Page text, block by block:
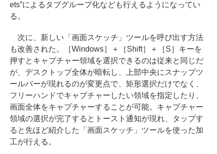
ets”によるタブグループ化なども行えるようになってい
る。
次に、新しい「画面スケッチ」ツールを呼び出す方法
も改善された。［Windows］＋［Shift］＋［S］キーを
押すとキャプチャー領域を選択できるのは従来と同じだ
が、デスクトップ全体が暗転し、上部中央にスナップツ
ールバーが現れるのが変更点で、矩形選択だけでなく、
フリーハンドでキャプチャーしたい領域を指定したり、
画面全体をキャプチャーすることが可能。キャプチャー
領域の選択が完了するとトースト通知が現れ、タップす
ると先ほど紹介した「画面スケッチ」ツールを使った加
工が行える。